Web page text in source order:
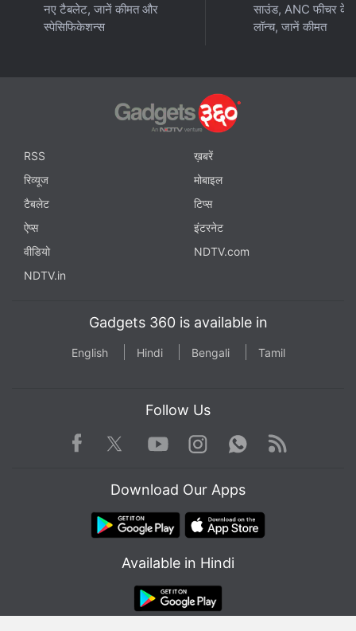
नए टैबलेट, जानें कीमत और
स्पेसिफिकेशन्स
साउंड, ANC फीचर के
लॉन्च, जानें कीमत
RSS
ख़बरें
रिव्यूज
मोबाइल
टैबलेट
टिप्स
ऐप्स
इंटरनेट
वीडियो
NDTV.com
NDTV.in
Gadgets 360 is available in
English Hindi Bengali Tamil
Follow Us
Facebook TwitterYoutube
Instagram WhatsApp
Rss
Download Our Apps
Available in Hindi